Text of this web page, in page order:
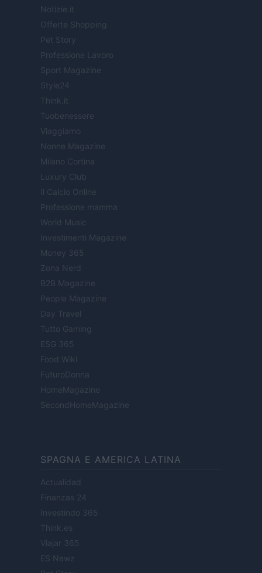
Notizie.it
Offerte Shopping
Pet Story
Professione Lavoro
Sport Magazine
Style24
Think.it
Tuobenessere
Viaggiamo
Nonne Magazine
Milano Cortina
Luxury Club
Il Calcio Online
Professione mamma
World Music
Investimenti Magazine
Money 365
Zona Nerd
B2B Magazine
People Magazine
Day Travel
Tutto Gaming
ESG 365
Food Wiki
FuturoDonna
HomeMagazine
SecondHomeMagazine
SPAGNA E AMERICA LATINA
Actualidad
Finanzas 24
Investindo 365
Think.es
Viajar 365
ES Newz